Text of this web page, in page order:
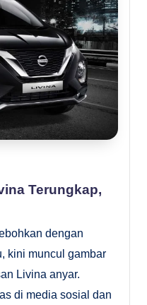
Terungkap,
dengan
kini muncul gambar
Livina anyar.
di media sosial dan